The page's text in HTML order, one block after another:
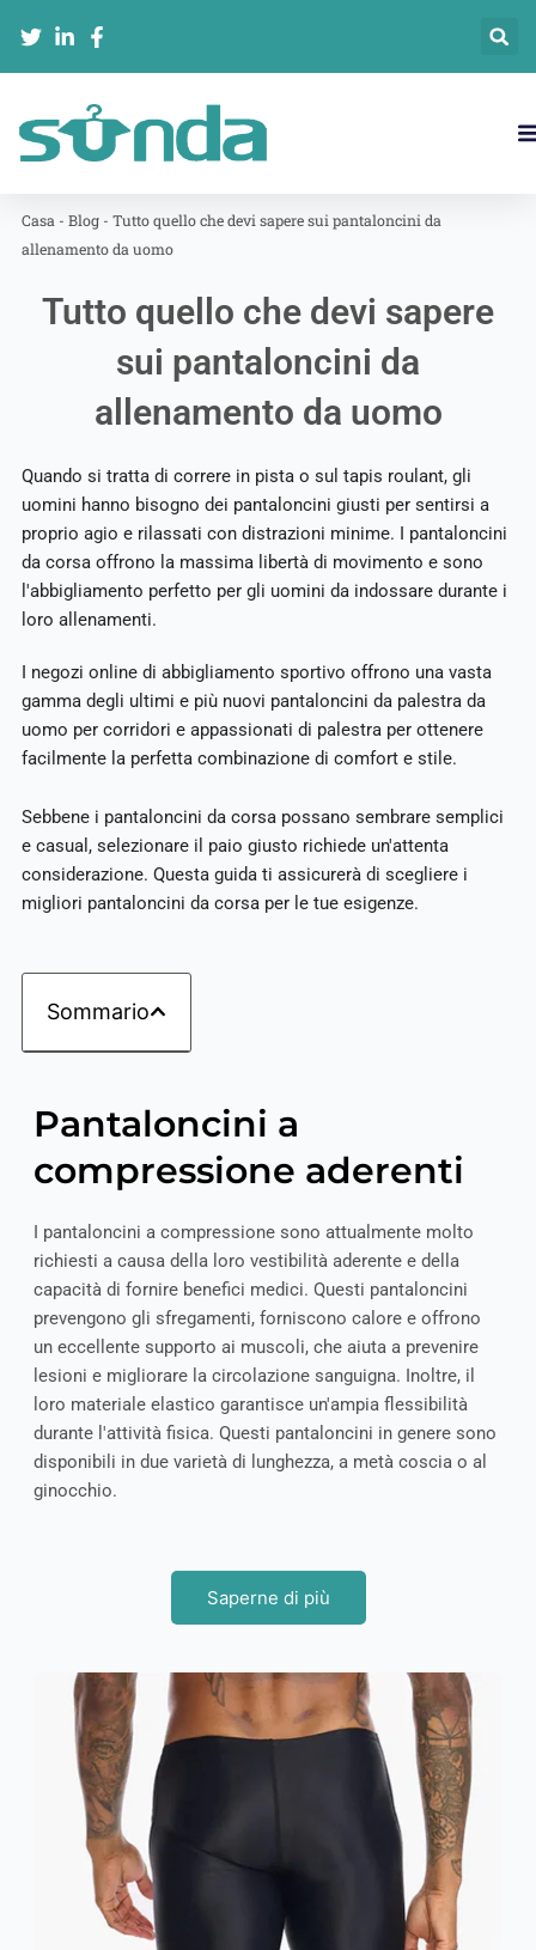
contenuto
Casa - Blog- Tutto quello che devi sapere sui pantaloncini da
allenamento da uomo
Tutto quello che devi sapere
sui pantaloncini da
allenamento da uomo
Quando si tratta di correre in pista o sul tapis roulant, gli
uomini hanno bisogno dei pantaloncini giusti per sentirsi a
proprio agio e rilassati con distrazioni minime. I pantaloncini
da corsa offrono la massima libertà di movimento e sono
l'abbigliamento perfetto per gli uomini da indossare durante i
loro allenamenti.
I negozi online di abbigliamento sportivo offrono una vasta
gamma degli ultimi e più nuovi pantaloncini da palestra da
uomo per corridori e appassionati di palestra per ottenere
facilmente la perfetta combinazione di comfort e stile.
Sebbene i pantaloncini da corsa possano sembrare semplici
e casual, selezionare il paio giusto richiede un'attenta
considerazione. Questa guida ti assicurerà di scegliere i
migliori pantaloncini da corsa per le tue esigenze.
Sommario
Pantaloncini a
compressione aderenti
I pantaloncini a compressione sono attualmente molto
richiesti a causa della loro vestibilità aderente e della
capacità di fornire benefici medici. Questi pantaloncini
prevengono gli sfregamenti, forniscono calore e offrono
un eccellente supporto ai muscoli, che aiuta a prevenire
lesioni e migliorare la circolazione sanguigna. Inoltre, il
loro materiale elastico garantisce un'ampia flessibilità
durante l'attività fisica. Questi pantaloncini in genere sono
disponibili in due varietà di lunghezza, a metà coscia o al
ginocchio.
Saperne di più